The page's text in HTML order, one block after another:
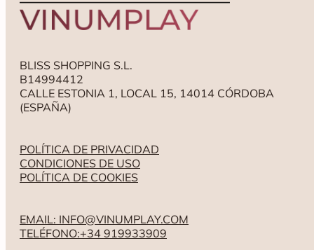
BLISS SHOPPING S.L.
B14994412
CALLE ESTONIA 1, LOCAL 15, 14014 CÓRDOBA
(ESPAÑA)
POLÍTICA DE PRIVACIDAD
CONDICIONES DE USO
POLÍTICA DE COOKIES
EMAIL: INFO@VINUMPLAY.COM
TELÉFONO:+34 919933909